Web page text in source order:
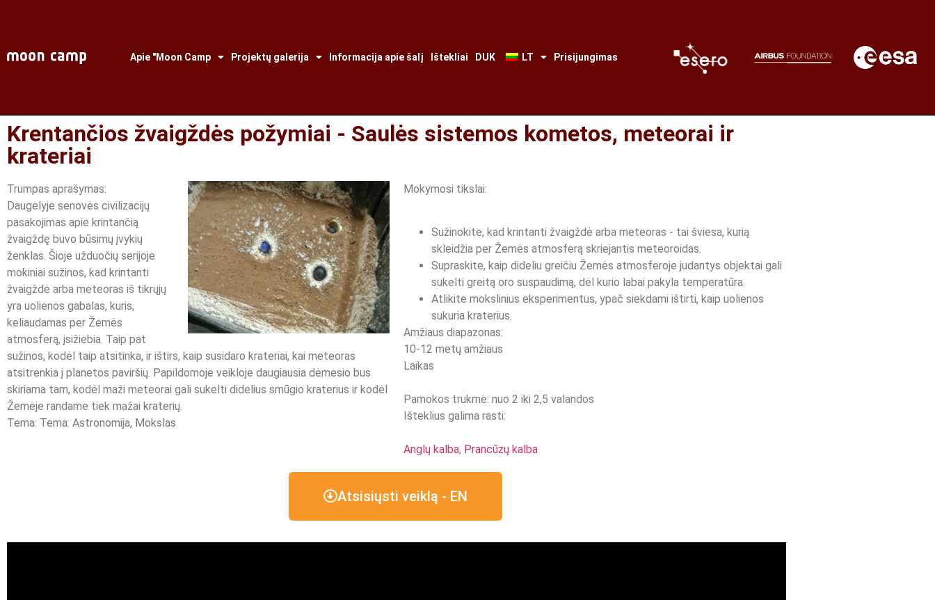
Apie "Moon Camp Projektų galerija Informacija apie šalį Ištekliai DUK LT Prisijungimas
Krentančios žvaigždės požymiai - Saulės sistemos kometos, meteorai ir
krateriai
Trumpas aprašymas:
Daugelyje senovės civilizacijų
pasakojimas apie krintančią
žvaigždę buvo būsimų įvykių
ženklas. Šioje užduočių serijoje
mokiniai sužinos, kad krintanti
žvaigždė arba meteoras iš tikrųjų
yra uolienos gabalas, kuris,
keliaudamas per Žemės
atmosferą, įsižiebia. Taip pat
sužinos, kodėl taip atsitinka, ir ištirs, kaip susidaro krateriai, kai meteoras
atsitrenkia į planetos paviršių. Papildomoje veikloje daugiausia dėmesio bus
skiriama tam, kodėl maži meteorai gali sukelti didelius smūgio kraterius ir kodėl
Žemėje randame tiek mažai kraterių.
Tema: Tema: Astronomija, Mokslas
Mokymosi tikslai:
Sužinokite, kad krintanti žvaigždė arba meteoras - tai šviesa, kurią
skleidžia per Žemės atmosferą skriejantis meteoroidas.
Supraskite, kaip dideliu greičiu Žemės atmosferoje judantys objektai gali
sukelti greitą oro suspaudimą, dėl kurio labai pakyla temperatūra.
Atlikite mokslinius eksperimentus, ypač siekdami ištirti, kaip uolienos
sukuria kraterius.
Amžiaus diapazonas:
10-12 metų amžiaus
Laikas
Pamokos trukmė: nuo 2 iki 2,5 valandos
Išteklius galima rasti:
Anglų kalba, Prancūzų kalba
Atsisiųsti veiklą - EN